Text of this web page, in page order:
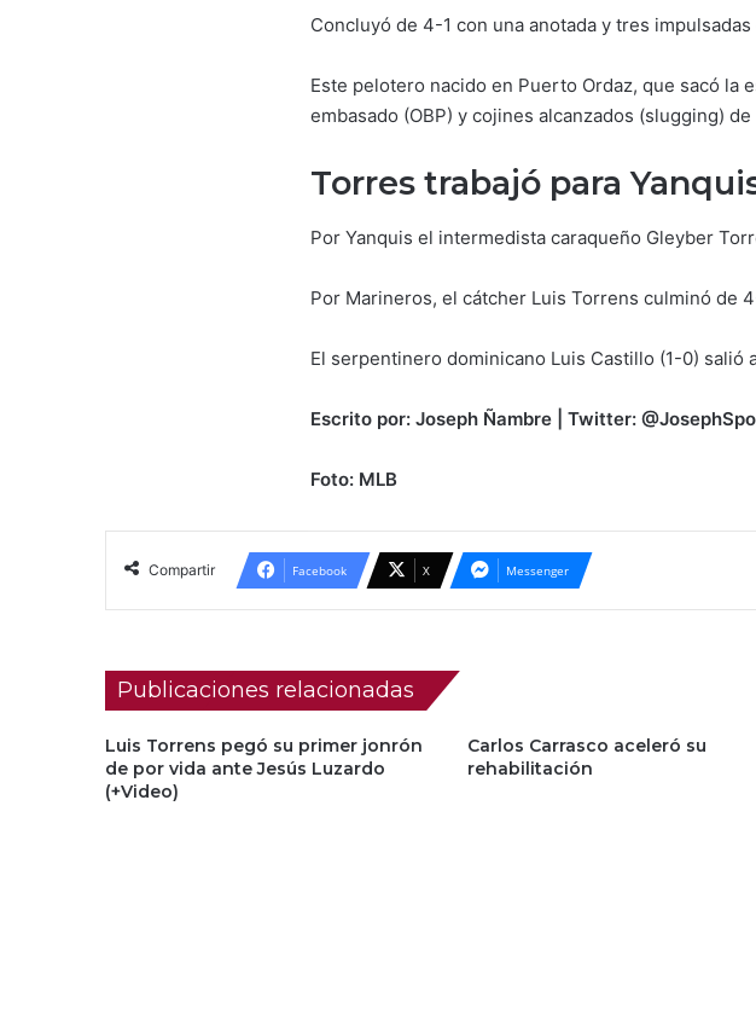
Concluyó de 4-1 con una anotada y tres
Este pelotero nacido en Puerto Ordaz, que sacó la
embasado (OBP) y cojines alcanzados (slugging)
Torres trabajó para
Por Yanquis el intermedista caraqueño Gleyber
Por Marineros, el cátcher Luis Torrens culminó de
El serpentinero dominicano Luis Castillo (1-0)
Escrito por: Joseph Ñambre | Twitter:
Foto: MLB
Compartir Facebook X Messenger
Publicaciones relacionadas
Luis Torrens pegó su primer jonrón
de por vida ante Jesús Luzardo
(+Video)
Carlos Carrasco aceleró su
rehabilitación